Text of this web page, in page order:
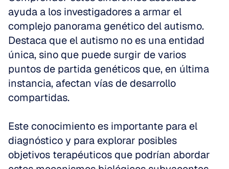
ayuda a los investigadores a armar el
complejo panorama genético del autismo.
Destaca que el autismo no es una entidad
única, sino que puede surgir de varios
puntos de partida genéticos que, en última
instancia, afectan vías de desarrollo
compartidas.
Este conocimiento es importante para el
diagnóstico y para explorar posibles
objetivos terapéuticos que podrían abordar